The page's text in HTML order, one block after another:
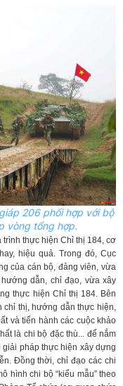
206 phối hợp với bộ
vòng tổng hợp.
trình thực hiện Chỉ thị 184, cơ
hiệu quả. Trong đó, Cục
của cán bộ, đảng viên, vừa
dẫn, chỉ đạo, vừa xây
thực hiện Chỉ thị 184. Bên
chỉ thị, hướng dẫn thực hiện,
và tiến hành các cuộc khảo
là chi bộ đặc thù... để nắm
pháp thực hiện xây dựng
Đồng thời, chỉ đạo các chi
hình chi bộ “kiểu mẫu” theo